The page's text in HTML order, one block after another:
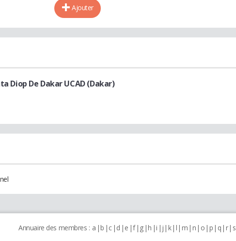
Ajouter
Diop De Dakar UCAD (Dakar)
Annuaire des membres : a b c d e f g h i j k l m n o p q r s